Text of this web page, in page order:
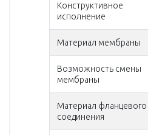
Примечания:
Конструктивное
исполнение
Материал мембраны
Возможность смены
мембраны
Материал фланцевого
соединения